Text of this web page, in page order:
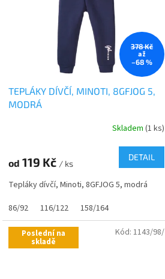
378 Kč
až
–68 %
TEPLÁKY DÍVČÍ, MINOTI, 8GFJOG 5,
MODRÁ
Skladem (1 ks)
od 119 Kč / ks
DETAIL
Tepláky dívčí, Minoti, 8GFJOG 5, modrá
86/92
116/122 158/164
Poslední na
skladě
Kód: 1143/98/